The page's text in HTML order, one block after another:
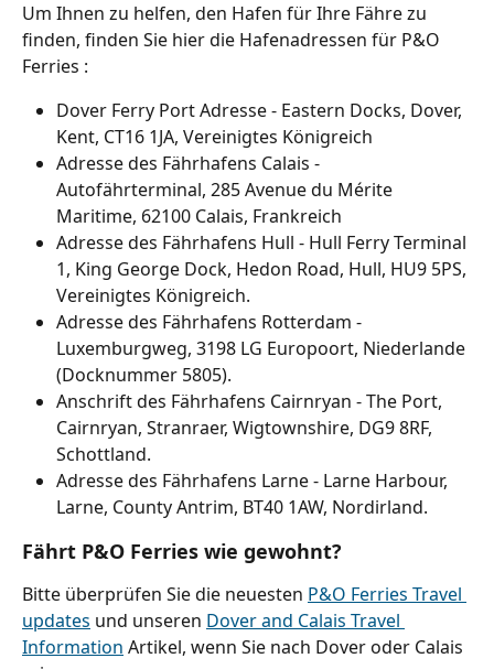
Um Ihnen zu helfen, den Hafen für Ihre Fähre zu
finden, finden Sie hier die Hafenadressen für P&O
Ferries :
Dover Ferry Port Adresse - Eastern Docks, Dover,
Kent, CT16 1JA, Vereinigtes Königreich
Adresse des Fährhafens Calais -
Autofährterminal, 285 Avenue du Mérite
Maritime, 62100 Calais, Frankreich
Adresse des Fährhafens Hull - Hull Ferry Terminal
1, King George Dock, Hedon Road, Hull, HU9 5PS,
Vereinigtes Königreich.
Adresse des Fährhafens Rotterdam -
Luxemburgweg, 3198 LG Europoort, Niederlande
(Docknummer 5805).
Anschrift des Fährhafens Cairnryan - The Port,
Cairnryan, Stranraer, Wigtownshire, DG9 8RF,
Schottland.
Adresse des Fährhafens Larne - Larne Harbour,
Larne, County Antrim, BT40 1AW, Nordirland.
Fährt P&O Ferries wie gewohnt?
Bitte überprüfen Sie die neuesten P&O Ferries Travel
updates und unseren Dover and Calais Travel
Information Artikel, wenn Sie nach Dover oder Calais